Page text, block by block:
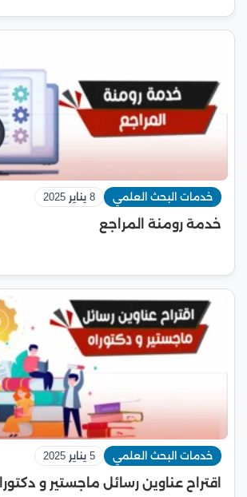
خدمات البحث العلمي 8 يناير 2025
خدمة رومنة المراجع
خدمات البحث العلمي 5 يناير 2025
اقتراح عناوين رسائل ماجستير و